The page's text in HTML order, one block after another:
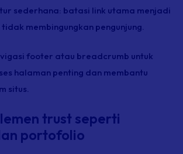
sederhana: batasi link utama menjadi
membingungkan pengunjung.
footer atau breadcrumb untuk
halaman penting dan membantu
situs.
trust seperti
portofolio